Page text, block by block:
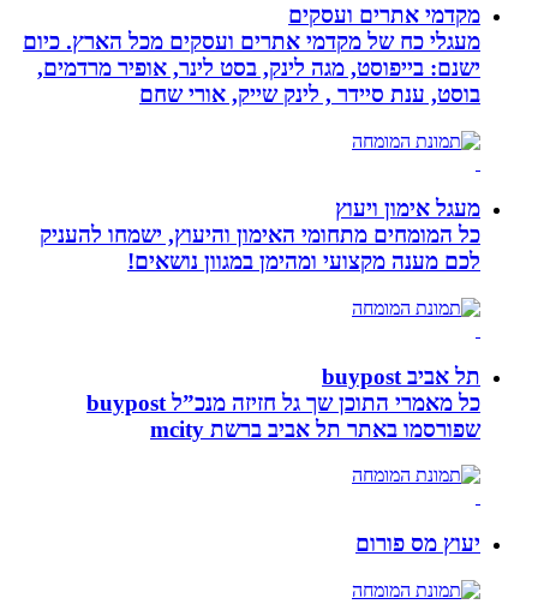
מקדמי אתרים ועסקים
מעגלי כח של מקדמי אתרים ועסקים מכל הארץ. כיום
ישנם: בייפוסט, מגה לינק, בסט לינר, אופיר מרדמים,
בוסט, ענת סיידר , לינק שייק, אורי שחם
מעגל אימון ויעוץ
כל המומחים מתחומי האימון והיעוץ, ישמחו להעניק
לכם מענה מקצועי ומהימן במגוון נושאים!
תל אביב buypost
כל מאמרי התוכן שך גל חזיזה מנכ”ל buypost
שפורסמו באתר תל אביב ברשת mcity
יעוץ מס פורום